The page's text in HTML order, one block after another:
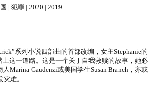
犯罪 | 2020 | 2019
系列小说四部曲的首部改编，女主Stephanie
这一道路。这是一个关于自我救赎的故事，
人Marina Gaudenzi或美国学生Susan Branch，
难。